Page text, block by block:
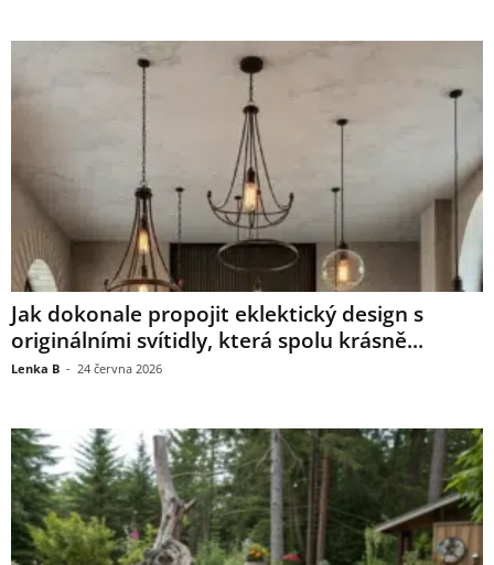
Jak dokonale propojit eklektický design s
originálními svítidly, která spolu krásně...
Lenka B - 24 června 2026